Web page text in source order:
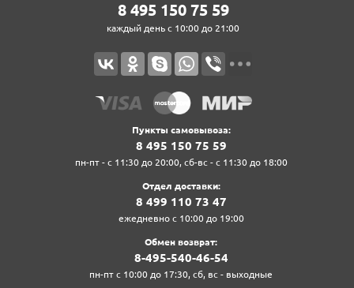
8‍ 4‍9‍5‍ 1‍5‍0‍ 7‍5‍ 5‍9‍
каждый день с 10:00 до 21:00
Пункты самовывоза:
8‍ 4‍9‍5‍ 1‍5‍0‍ 7‍5‍ 5‍9‍
пн-пт - с 11:30 до 20:00, сб-вс - с 11:30 до 18:00
Отдел доставки:
8‍ 4‍9‍9‍ 1‍1‍0‍ 7‍3‍ 4‍7‍
ежедневно с 10:00 до 19:00
Обмен возврат:
8‍-4‍9‍5‍-5‍4‍0‍-4‍6‍-5‍4‍
пн-пт с 10:00 до 17:30, сб, вс - выходные